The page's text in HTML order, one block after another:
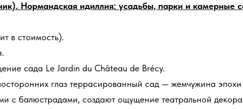
Нормандская идиллия: усадьбы, парки и камерные
в стоимость).
сада Le Jardin du Château de Brécy.
глаз террасированный сад — жемчужина
с балюстрадами, создают ощущение театральной